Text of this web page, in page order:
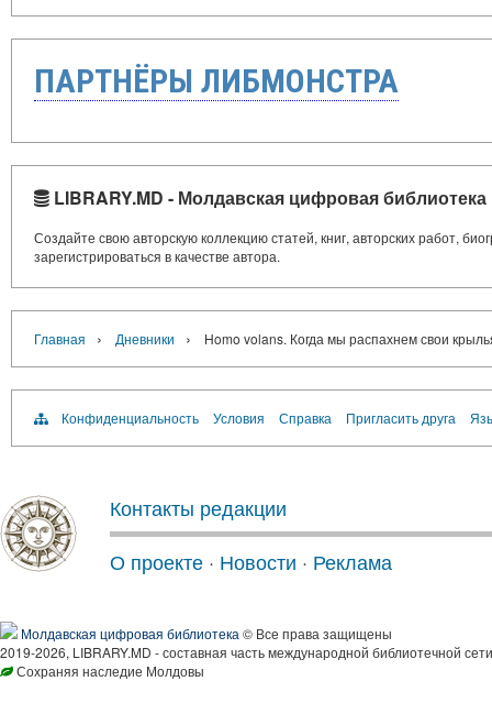
ПАРТНЁРЫ ЛИБМОНСТРА
LIBRARY.MD - Молдавская цифровая библиотека
Создайте свою авторскую коллекцию статей, книг, авторских работ,
зарегистрироваться в качестве автора.
Главная › Дневники › Homo volans. Когда мы распахнем свои
Конфиденциальность Условия Справка Пригласить друга
Контакты редакции
О проекте · Новости · Реклама
Молдавская цифровая библиотека © Все права защищены
2019-2026, LIBRARY.MD - составная часть международной библиотечной
Сохраняя наследие Молдовы